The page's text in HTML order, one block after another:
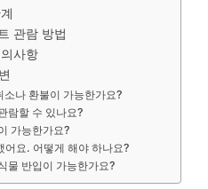
관람 방법
사항
소나 환불이 가능한가요?
람할 수 있나요?
가능한가요?
요. 어떻게 해야 하나요?
물 반입이 가능한가요?